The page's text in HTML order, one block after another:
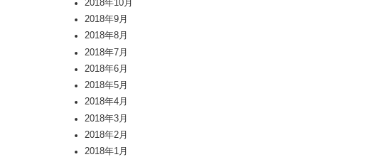
2018年10月
2018年9月
2018年8月
2018年7月
2018年6月
2018年5月
2018年4月
2018年3月
2018年2月
2018年1月